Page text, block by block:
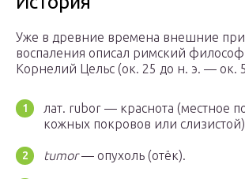
Уже в древние времена внешние
воспаления описал римский
Корнелий Цельс (ок. 25 до н. э. — ок.
лат. rubor — краснота (местное
кожных покровов или
tumor— опухоль (отёк).